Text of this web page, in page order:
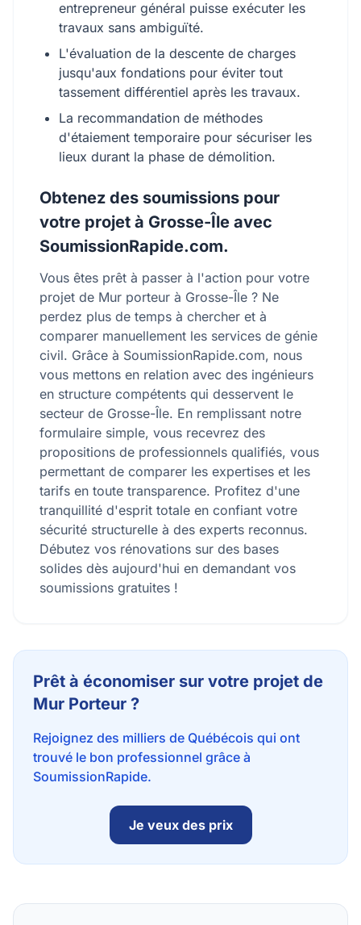
entrepreneur général puisse exécuter les
travaux sans ambiguïté.
L'évaluation de la descente de charges
jusqu'aux fondations pour éviter tout
tassement différentiel après les travaux.
La recommandation de méthodes
d'étaiement temporaire pour sécuriser les
lieux durant la phase de démolition.
Obtenez des soumissions pour
votre projet à Grosse-Île avec
SoumissionRapide.com.
Vous êtes prêt à passer à l'action pour votre
projet de Mur porteur à Grosse-Île ? Ne
perdez plus de temps à chercher et à
comparer manuellement les services de génie
civil. Grâce à SoumissionRapide.com, nous
vous mettons en relation avec des ingénieurs
en structure compétents qui desservent le
secteur de Grosse-Île. En remplissant notre
formulaire simple, vous recevrez des
propositions de professionnels qualifiés, vous
permettant de comparer les expertises et les
tarifs en toute transparence. Profitez d'une
tranquillité d'esprit totale en confiant votre
sécurité structurelle à des experts reconnus.
Débutez vos rénovations sur des bases
solides dès aujourd'hui en demandant vos
soumissions gratuites !
Prêt à économiser sur votre projet de
Mur Porteur ?
Rejoignez des milliers de Québécois qui ont
trouvé le bon professionnel grâce à
SoumissionRapide.
Je veux des prix